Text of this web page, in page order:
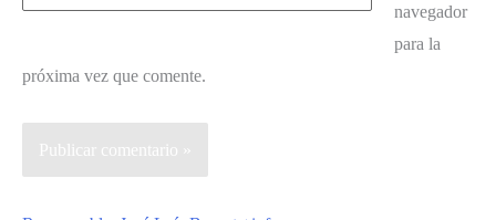
navegador
para la
próxima vez que comente.